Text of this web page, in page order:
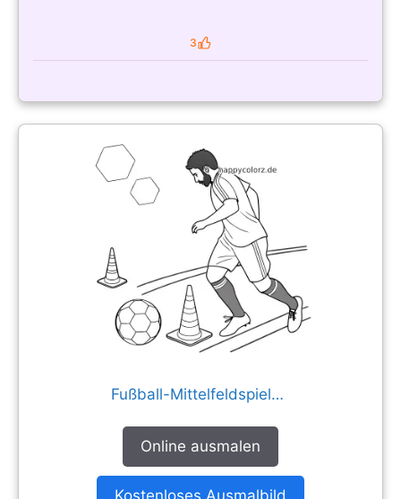
3
Likes
Fußball-Mittelfeldspieler im Hütchenparcours
Online ausmalen